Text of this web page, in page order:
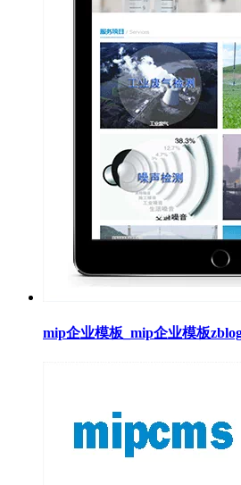
mip企业模板_mip企业模板